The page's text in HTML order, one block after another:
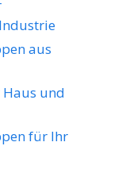
aus
und
für Ihr